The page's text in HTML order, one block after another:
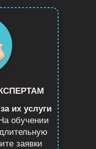
их услуги
обучении
заявки